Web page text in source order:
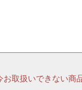
取扱いできない商